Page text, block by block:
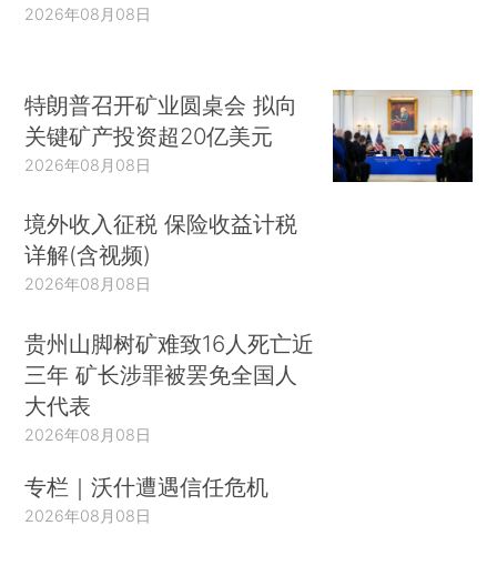
2026年08月08日
特朗普召开矿业圆桌会 拟向
关键矿产投资超20亿美元
2026年08月08日
境外收入征税 保险收益计税
详解(含视频)
2026年08月08日
贵州山脚树矿难致16人死亡近
三年 矿长涉罪被罢免全国人
大代表
2026年08月08日
专栏｜沃什遭遇信任危机
2026年08月08日